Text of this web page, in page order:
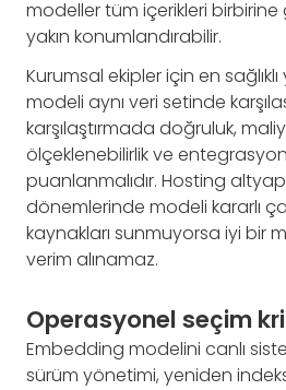
modeller tüm içerikleri
yakın konumlandırabilir.
Kurumsal ekipler için en
modeli aynı veri setinde
karşılaştırmada doğruluk,
ölçeklenebilirlik ve entegrasyon
puanlanmalıdır. Hosting
dönemlerinde modeli kararlı
kaynakları sunmuyorsa iyi bir
verim alınamaz.
Operasyonel seçim
Embedding modelini canlı
sürüm yönetimi, yeniden